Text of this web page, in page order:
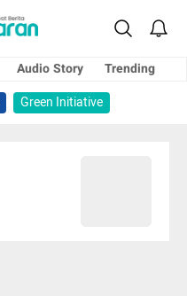
Audio Story
Trending
Green Initiative